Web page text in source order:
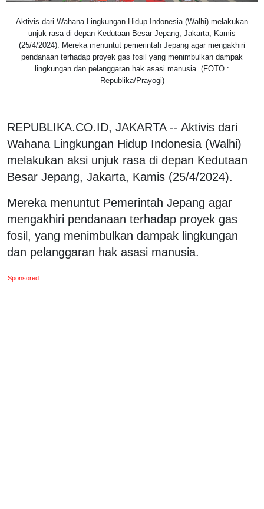
Aktivis dari Wahana Lingkungan Hidup Indonesia (Walhi) melakukan
unjuk rasa di depan Kedutaan Besar Jepang, Jakarta, Kamis
(25/4/2024). Mereka menuntut pemerintah Jepang agar mengakhiri
pendanaan terhadap proyek gas fosil yang menimbulkan dampak
lingkungan dan pelanggaran hak asasi manusia. (FOTO :
Republika/Prayogi)
REPUBLIKA.CO.ID, JAKARTA -- Aktivis dari
Wahana Lingkungan Hidup Indonesia (Walhi)
melakukan aksi unjuk rasa di depan Kedutaan
Besar Jepang, Jakarta, Kamis (25/4/2024).
Mereka menuntut Pemerintah Jepang agar
mengakhiri pendanaan terhadap proyek gas
fosil, yang menimbulkan dampak lingkungan
dan pelanggaran hak asasi manusia.
Sponsored